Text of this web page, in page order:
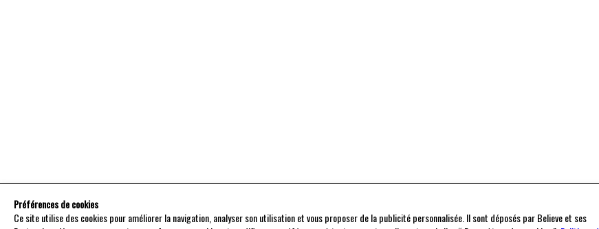
Préférences de cookies
Ce site utilise des cookies pour améliorer la navigation, analyser son utilisation et vous proposer de la publicité personnalisée. Il sont déposés par Believe et ses